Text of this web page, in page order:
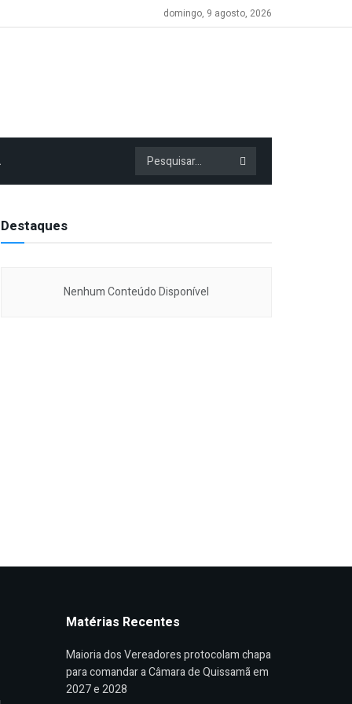
domingo, 9 agosto, 2026
Destaques
Nenhum Conteúdo Disponível
Matérias Recentes
Maioria dos Vereadores protocolam chapa
para comandar a Câmara de Quissamã em
2027 e 2028